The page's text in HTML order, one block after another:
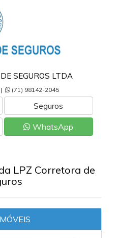
SEGUROS LTDA
(71) 98142-2045
Seguros
WhatsApp
LPZ Corretora de